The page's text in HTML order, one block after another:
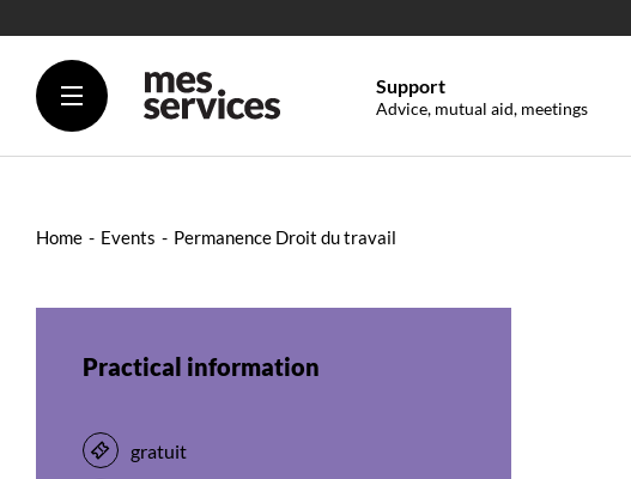
Support
Advice, mutual aid, meetings
Home Events Permanence Droit du travail
Practical information
gratuit